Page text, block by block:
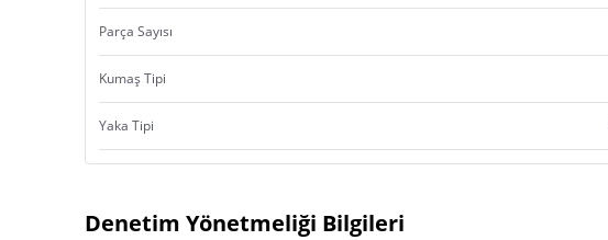
Parça Sayısı
Kumaş Tipi
Yaka Tipi
Denetim Yönetmeliği Bilgileri